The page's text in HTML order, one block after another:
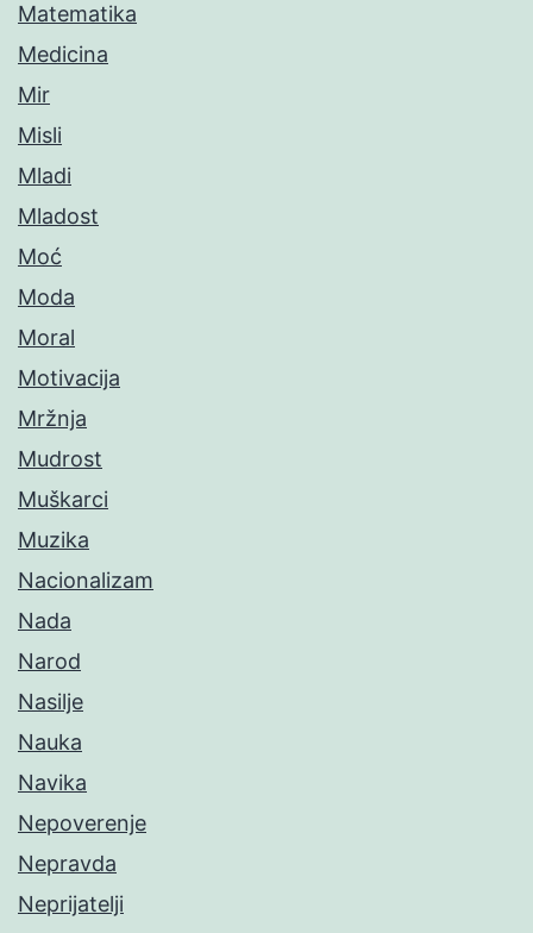
Matematika
Medicina
Mir
Misli
Mladi
Mladost
Moć
Moda
Moral
Motivacija
Mržnja
Mudrost
Muškarci
Muzika
Nacionalizam
Nada
Narod
Nasilje
Nauka
Navika
Nepoverenje
Nepravda
Neprijatelji